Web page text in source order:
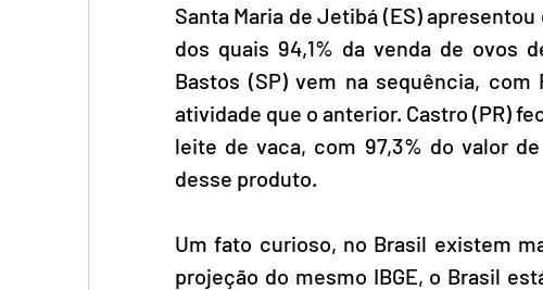
Santa Maria de Jetibá (ES)
dos quais 94,1% da venda de ovos
Bastos (SP) vem na sequência, com
atividade que o anterior. Castro (PR)
leite de vaca, com 97,3% do valor
desse produto.
Um fato curioso, no Brasil existem
projeção do mesmo IBGE, o Brasil